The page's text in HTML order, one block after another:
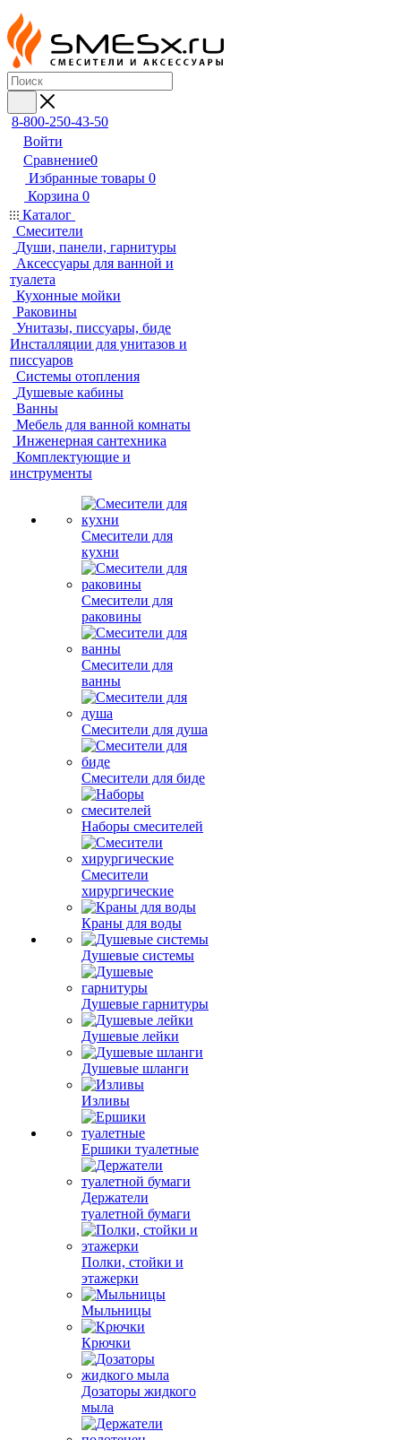
8-800-250-43-50
Войти
Сравнение0
Избранные товары 0
Корзина 0
Каталог
Смесители
Души, панели, гарнитуры
Аксессуары для ванной и
туалета
Кухонные мойки
Раковины
Унитазы, писсуары, биде
Инсталляции для унитазов и
писсуаров
Системы отопления
Душевые кабины
Ванны
Мебель для ванной комнаты
Инженерная сантехника
Комплектующие и
инструменты
Смесители для
кухни
Смесители для
раковины
Смесители для
ванны
Смесители для душа
Смесители для биде
Наборы смесителей
Смесители
хирургические
Краны для воды
Душевые системы
Душевые гарнитуры
Душевые лейки
Душевые шланги
Изливы
Ершики туалетные
Держатели
туалетной бумаги
Полки, стойки и
этажерки
Мыльницы
Крючки
Дозаторы жидкого
мыла